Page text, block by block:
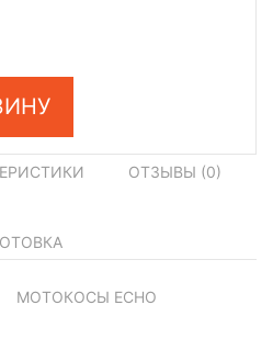
ОТЗЫВЫ (0)
МОТОКОСЫ ECHO